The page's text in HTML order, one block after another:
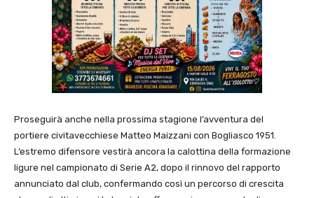
Proseguirà anche nella prossima stagione l’avventura del
portiere civitavecchiese Matteo Maizzani con Bogliasco 1951.
L’estremo difensore vestirà ancora la calottina della formazione
ligure nel campionato di Serie A2, dopo il rinnovo del rapporto
annunciato dal club, confermando così un percorso di crescita